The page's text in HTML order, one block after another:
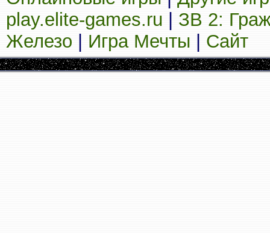
play.elite-games.ru
ЗВ 2:
Железо
Игра Мечты Сайт